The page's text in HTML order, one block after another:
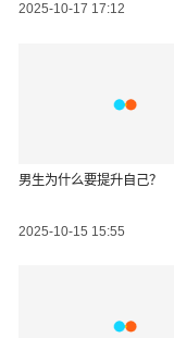
2025-10-17 17:12
男生为什么要提升自己？
2025-10-15 15:55